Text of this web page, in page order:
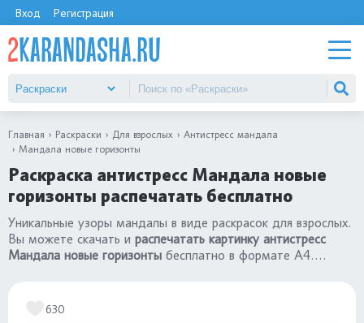
Вход Регистрация
Главная Раскраски Для взрослых
Антистресс мандала
Мандала новые горизонты
Раскраска антистресс Мандала новые
горизонты распечатать бесплатно
Уникальные узоры мандалы в виде раскрасок для взрослых.
Вы можете скачать и распечатать картинку антистресс
Мандала новые горизонты бесплатно в формате А4.
630